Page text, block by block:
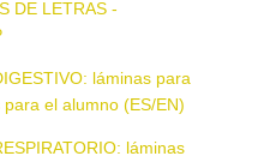
DE LETRAS -
láminas para
el alumno (ES/EN)
láminas